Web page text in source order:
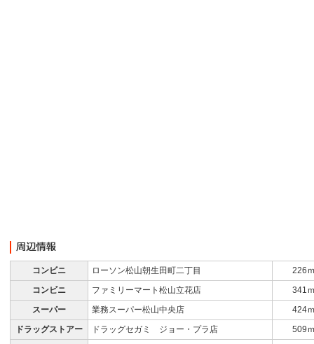
コンビニ ローソン松山朝生田町二丁目
226
コンビニ
ファミリーマート松山立花店
341
スーパー
業務スーパー松山中央店
424
ドラッグストアー
ドラッグセガミ ジョー・プラ店 509